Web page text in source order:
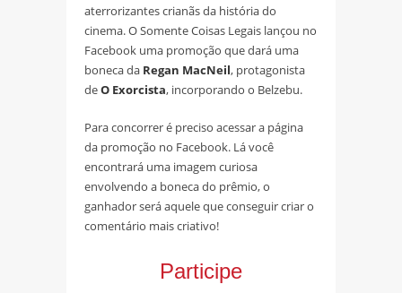
aterrorizantes crianãs da história do
cinema. O Somente Coisas Legais lançou no
Facebook uma promoção que dará uma
boneca da Regan MacNeil, protagonista
deO Exorcista, incorporando o Belzebu.
Para concorrer é preciso acessar a página
da promoção no Facebook. Lá você
encontrará uma imagem curiosa
envolvendo a boneca do prêmio, o
ganhador será aquele que conseguir criar o
comentário mais criativo!
Participe